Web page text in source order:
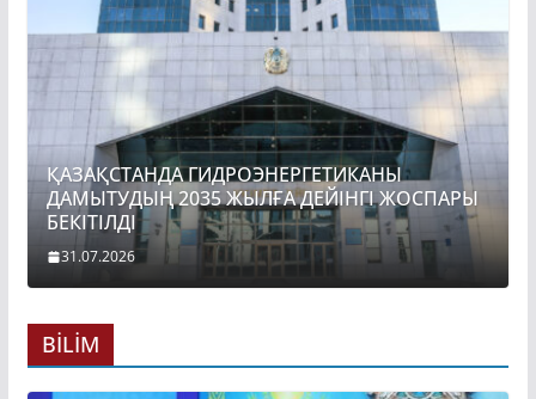
ҚАЗАҚСТАНДА ГИДРОЭНЕРГЕТИКАНЫ
ДАМЫТУДЫҢ 2035 ЖЫЛҒА ДЕЙІНГІ ЖОСПАРЫ
БЕКІТІЛДІ
31.07.2026
BİLİM